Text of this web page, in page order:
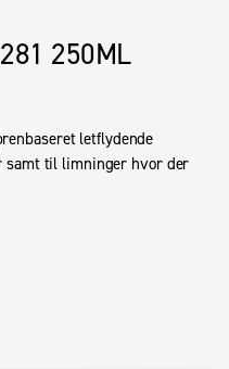
250ML
letflydende
til limninger hvor der